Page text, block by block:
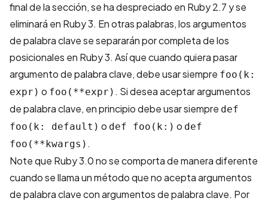
final de la sección, se ha despreciado en Ruby 2.7 y se
eliminará en Ruby 3. En otras palabras, los argumentos
de palabra clave se separarán por completa de los
posicionales en Ruby 3. Así que cuando quiera pasar
argumento de palabra clave, debe usar siempre foo(k:
expr) o foo(**expr) . Si desea aceptar argumentos
de palabra clave, en principio debe usar siempre def
foo(k: default) o def foo(k:) o def
foo(**kwargs) .
Note que Ruby 3.0 no se comporta de manera diferente
cuando se llama un método que no acepta argumentos
de palabra clave con argumentos de palabra clave. Por